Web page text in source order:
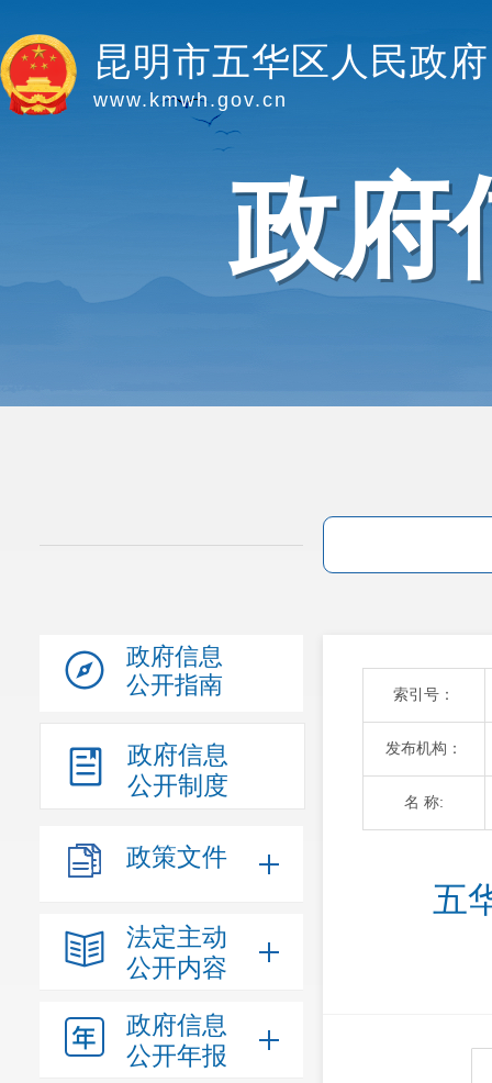
昆明市五华区人民政府
www.kmwh.gov.cn
政府
政府信息
公开指南
政府信息
公开制度
政策文件
法定主动
公开内容
政府信息
公开年报
索引号：
发布机构：
名 称:
五